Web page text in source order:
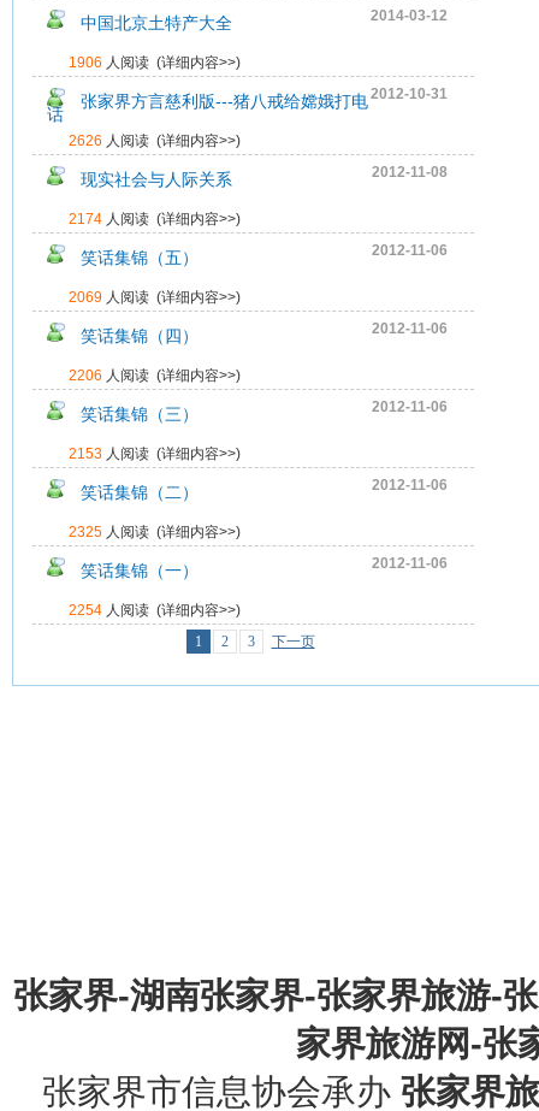
2014-03-12
中国北京土特产大全
1906 人阅读 (详细内容>>)
2012-10-31
张家界方言慈利版---猪八戒给嫦娥打电
话
2626 人阅读 (详细内容>>)
2012-11-08
现实社会与人际关系
2174人阅读 (详细内容>>)
2012-11-06
笑话集锦（五）
2069人阅读 (详细内容>>)
2012-11-06
笑话集锦（四）
2206 人阅读 (详细内容>>)
2012-11-06
笑话集锦（三）
2153人阅读 (详细内容>>)
2012-11-06
笑话集锦（二）
2325人阅读 (详细内容>>)
2012-11-06
笑话集锦（一）
2254人阅读 (详细内容>>)
1
2 3 下一页
张家界-湖南张家界-张家界旅游-
家界旅游网-张
张家界市信息协会承办 张家界